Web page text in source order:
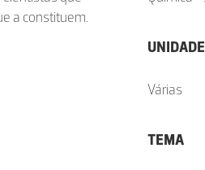
a constituem.
UNIDADE
Várias
TEMA